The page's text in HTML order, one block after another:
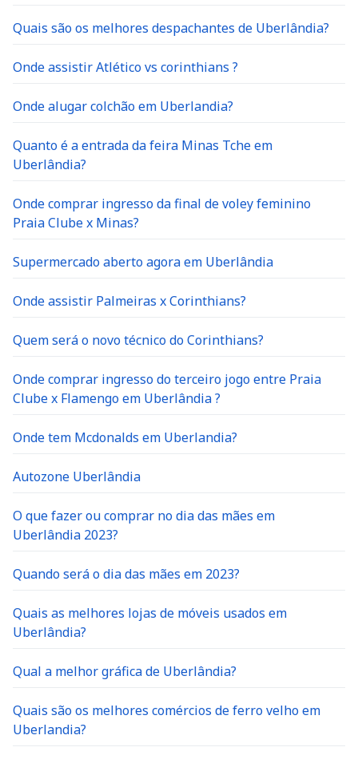
Quais são os melhores despachantes de Uberlândia?
Onde assistir Atlético vs corinthians ?
Onde alugar colchão em Uberlandia?
Quanto é a entrada da feira Minas Tche em
Uberlândia?
Onde comprar ingresso da final de voley feminino
Praia Clube x Minas?
Supermercado aberto agora em Uberlândia
Onde assistir Palmeiras x Corinthians?
Quem será o novo técnico do Corinthians?
Onde comprar ingresso do terceiro jogo entre Praia
Clube x Flamengo em Uberlândia ?
Onde tem Mcdonalds em Uberlandia?
Autozone Uberlândia
O que fazer ou comprar no dia das mães em
Uberlândia 2023?
Quando será o dia das mães em 2023?
Quais as melhores lojas de móveis usados em
Uberlândia?
Qual a melhor gráfica de Uberlândia?
Quais são os melhores comércios de ferro velho em
Uberlandia?